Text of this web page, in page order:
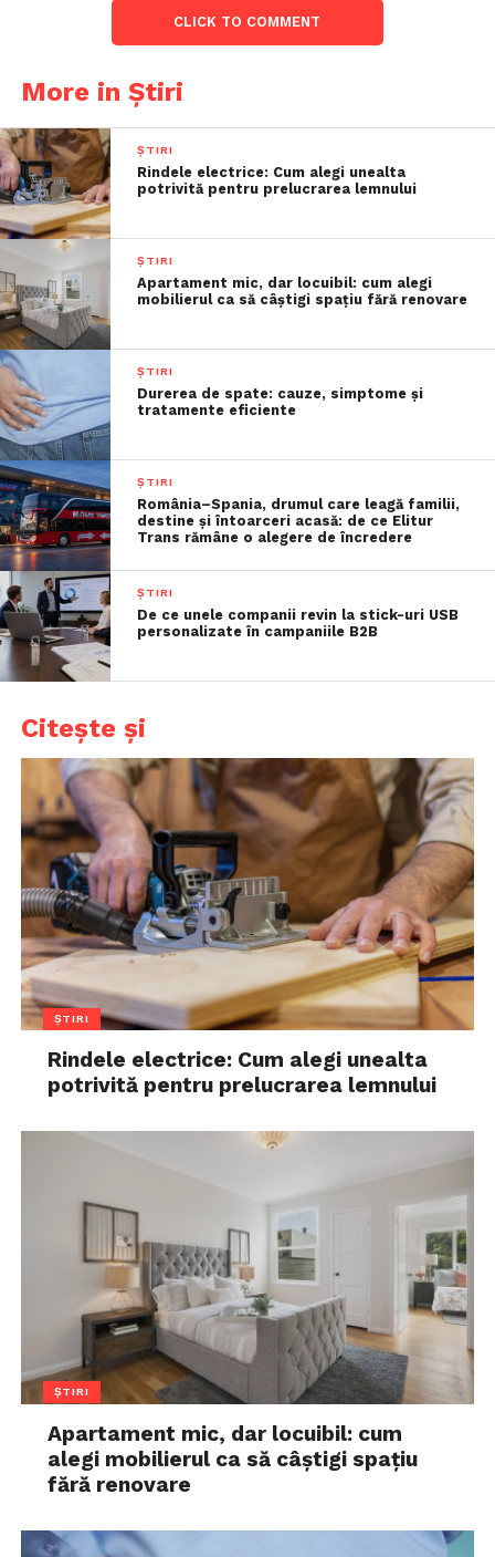
CLICK TO COMMENT
More in Știri
ȘTIRI
Rindele electrice: Cum alegi unealta
potrivită pentru prelucrarea lemnului
ȘTIRI
Apartament mic, dar locuibil: cum alegi
mobilierul ca să câștigi spațiu fără renovare
ȘTIRI
Durerea de spate: cauze, simptome și
tratamente eficiente
ȘTIRI
România–Spania, drumul care leagă familii,
destine și întoarceri acasă: de ce Elitur
Trans rămâne o alegere de încredere
ȘTIRI
De ce unele companii revin la stick-uri USB
personalizate în campaniile B2B
Citește și
ȘTIRI
Rindele electrice: Cum alegi unealta
potrivită pentru prelucrarea lemnului
ȘTIRI
Apartament mic, dar locuibil: cum
alegi mobilierul ca să câștigi spațiu
fără renovare